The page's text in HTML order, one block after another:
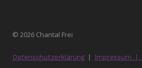
© 2026 Chantal Frei
Datenschutzerklärung Impressum